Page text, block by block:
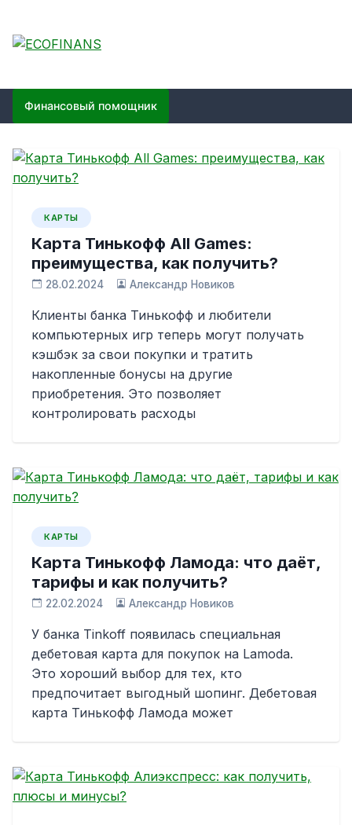
content
ECOFINANS
Финансовый помощник
КАРТЫ
Карта Тинькофф All Games:
преимущества, как получить?
28.02.2024 Александр Новиков
Клиенты банка Тинькофф и любители
компьютерных игр теперь могут получать
кэшбэк за свои покупки и тратить
накопленные бонусы на другие
приобретения. Это позволяет
контролировать расходы
КАРТЫ
Карта Тинькофф Ламода: что даёт,
тарифы и как получить?
22.02.2024 Александр Новиков
У банка Tinkoff появилась специальная
дебетовая карта для покупок на Lamoda.
Это хороший выбор для тех, кто
предпочитает выгодный шопинг. Дебетовая
карта Тинькофф Ламода может